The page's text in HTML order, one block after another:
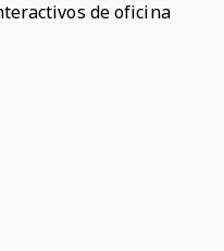
de oficina